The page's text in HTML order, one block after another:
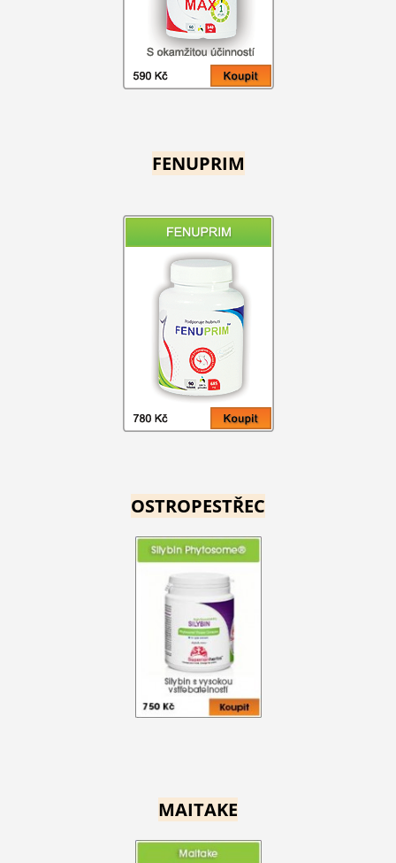
FENUPRIM
OSTROPESTŘEC
MAITAKE